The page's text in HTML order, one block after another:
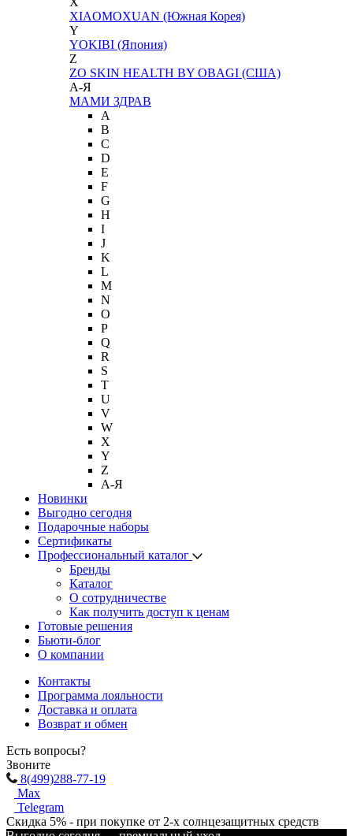
XIAOMOXUAN (Южная Корея)
Y
YOKIBI (Япония)
Z
ZO SKIN HEALTH BY OBAGI (США)
А-Я
МАМИ ЗДРАВ
A
B
C
D
E
F
G
H
I
J
K
L
M
N
O
P
Q
R
S
T
U
V
W
X
Y
Z
А-Я
Новинки
Выгодно сегодня
Подарочные наборы
Сертификаты
Профессиональный каталог
Бренды
Каталог
О сотрудничестве
Как получить доступ к ценам
Готовые решения
Бьюти-блог
О компании
Контакты
Программа лояльности
Доставка и оплата
Возврат и обмен
Есть вопросы?
Звоните
8(499)288-77-19
Max
Telegram
Скидка 5% - при покупке от 2-х солнцезащитных средств